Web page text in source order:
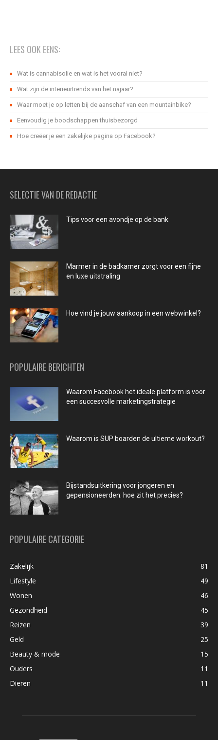
LEES OOK EENS:
Wat is cannabisolie en wat is het vooral niet?
Wat zijn de interieurtrends van het najaar?
Waar moet je op letten bij de aanschaf van een mountainbike?
Eenvoudig je boodschappen thuisbezorgd
Hoe creëer je een zakelijke pagina op Facebook?
SELECTIE VAN DE REDACTIE
Tips voor een avondje op de bank
Marmer in de badkamer zorgt voor een fijne
en luxe uitstraling
Hoe vind je jouw aankoop in een webwinkel?
POPULAIRE BERICHTEN
Waarom Facebook het ideale platform is voor
een succesvolle marketingstrategie
Waarom is SUP boarden de ultieme workout?
Bijstandsuitkering voor jongeren en
gepensioneerden: hoe zit het precies?
POPULAIRE CATEGORIE
Zakelijk
81
Lifestyle
49
Wonen
46
Gezondheid
45
Reizen
39
Geld
25
Beauty & mode
15
Ouders
11
Dieren
11